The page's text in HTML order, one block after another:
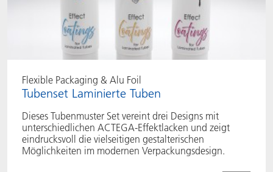
Flexible Packaging & Alu Foil
Tubenset Laminierte Tuben
Dieses Tubenmuster Set vereint drei Designs mit
unterschiedlichen ACTEGA-Effektlacken und zeigt
eindrucksvoll die vielseitigen gestalterischen
Möglichkeiten im modernen Verpackungsdesign.